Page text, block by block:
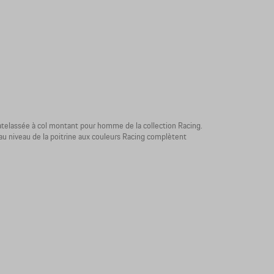
à col montant pour homme de la collection Racing.
niveau de la poitrine aux couleurs Racing complètent